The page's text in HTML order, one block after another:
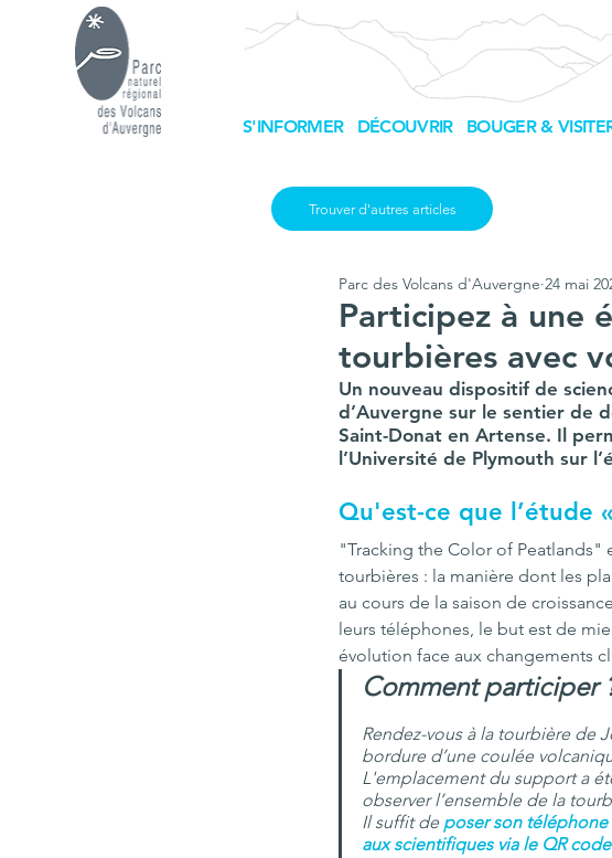
S'INFORMER DÉCOUVRIR BOUGER &
Participez à une
tourbières avec
Parc des Volcans d'Auvergne 24 mai
Un nouveau dispositif de
d’Auvergne sur le sentier de
Saint-Donat en Artense. Il
l’Université de Plymouth sur
Qu'est-ce que l’étude
"Tracking the Color of
tourbières : la manière dont les
au cours de la saison de
leurs téléphones, le but est de
évolution face aux changements
Comment participer
Rendez-vous à la tourbière de
bordure d’une coulée
L'emplacement du support a
observer l’ensemble de la
Il suffit de poser son
aux scientifiques via le QR
Trouver d'autres articles